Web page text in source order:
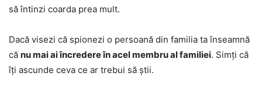
să întinzi coarda prea mult.
Dacă visezi că spionezi o persoană din familia ta înseamnă
că nu mai ai încredere în acel membru al familiei. Simți că
îți ascunde ceva ce ar trebui să știi.